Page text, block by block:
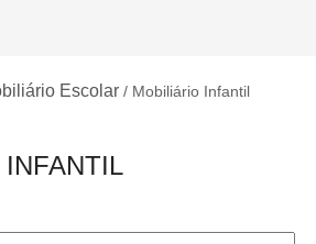
Escolar/ Mobiliário Infantil